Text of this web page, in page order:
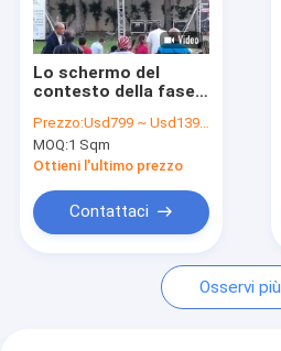
Chi siamo
Fatory Tour
Contattaci
Notizie
Lo schermo del
contesto della fase
immagine viva
dell'alluminio
250X250mm della
Prezzo:Usd799 ~ Usd1399 / Sqm ( price is negotiable )
MOQ:1 Sqm
Ottieni l'ultimo prezzo
Contattaci
Osservi più